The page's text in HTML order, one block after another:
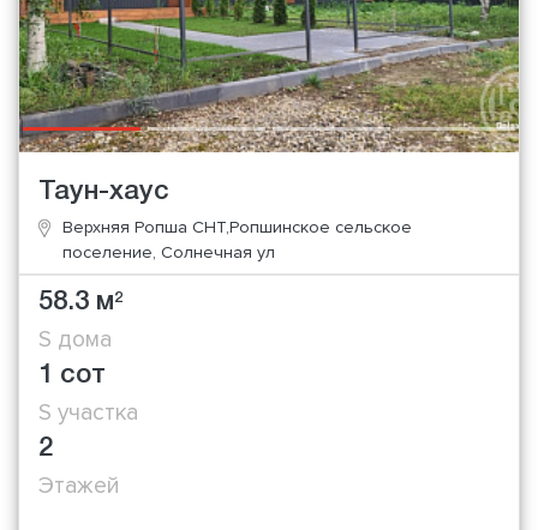
Таун-хаус
Верхняя Ропша СНТ,Ропшинское сельское
поселение, Солнечная ул
58.3 м2
S дома
1 сот
S участка
2
Этажей